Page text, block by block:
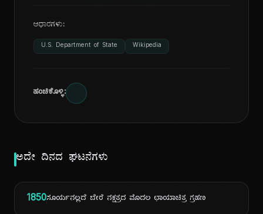
ಆಧಾರಗಳು:
U.S. Department of State Wikipedia
ಹಂಚಿಕೊಳ್ಳಿ:
ಅದೇ ದಿನದ ಘಟನೆಗಳು
1850ಸೂರ್ಯನಲ್ಲದೆ ಬೇರೆ ನಕ್ಷತ್ರದ ಮೊದಲ ಛಾಯಾಚಿತ್ರ ಗ್ರಹಣ